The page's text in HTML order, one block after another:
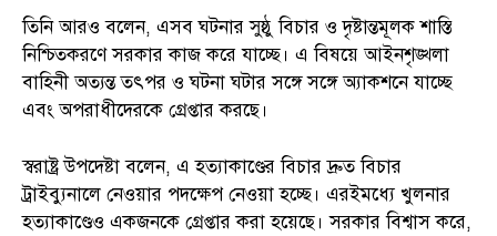
তিনি আরও বলেন, এসব ঘটনার সুষ্ঠু বিচার ও দৃষ্টান্তমূলক শাস্তি
নিশ্চিতকরণে সরকার কাজ করে যাচ্ছে। এ বিষয়ে আইনশৃঙ্খলা
বাহিনী অত্যন্ত তৎপর ও ঘটনা ঘটার সঙ্গে সঙ্গে অ্যাকশনে যাচ্ছে
এবং অপরাধীদেরকে গ্রেপ্তার করছে।
স্বরাষ্ট্র উপদেষ্টা বলেন, এ হত্যাকাণ্ডের বিচার দ্রুত বিচার
ট্রাইব্যুনালে নেওয়ার পদক্ষেপ নেওয়া হচ্ছে। এরইমধ্যে খুলনার
হত্যাকাণ্ডেও একজনকে গ্রেপ্তার করা হয়েছে। সরকার বিশ্বাস করে,